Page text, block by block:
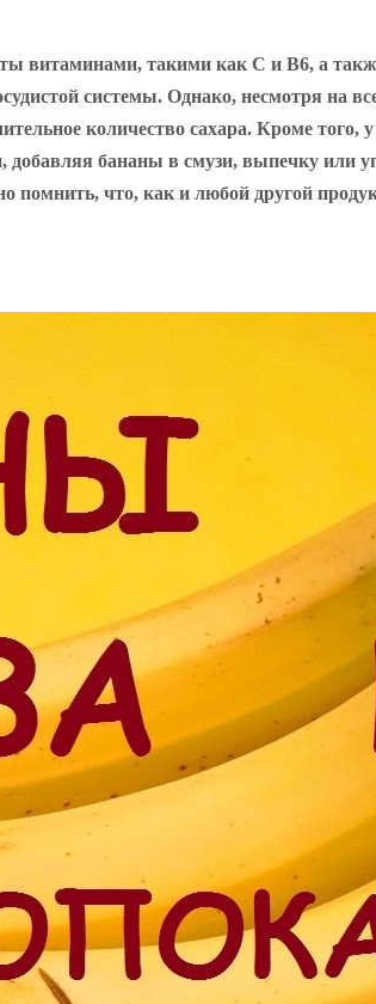
витаминами, такими как C и B6, а
системы. Однако, несмотря на
количество сахара. Кроме
бананы в смузи, выпечку или
что, как и любой другой